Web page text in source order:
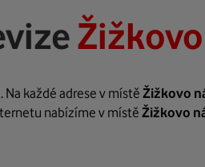
. Na každé adrese v místě Žižkovo
nabízíme v místě Žižkovo